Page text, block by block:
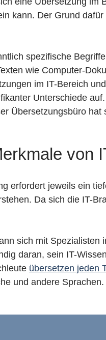
kann. Der Grund
spezifische
wie Computer-
im IT-Bereich
Unterschiede
Übersetzungsbüro
von
erfordert jeweils ein
Da sich die IT-
sich mit Spezialisten
daran, sein IT-
übersetzen jeden
und andere Sprachen.